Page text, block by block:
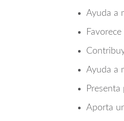
Ayuda a
Ayuda a
Aporta